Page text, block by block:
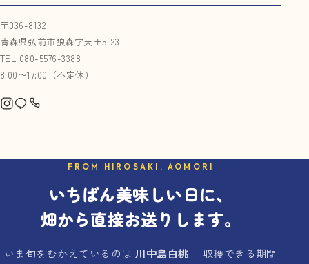
〒036-8132
青森県弘前市狼森字天王5-23
TEL 080-5576-3388
8:00〜17:00（不定休）
FROM HIROSAKI, AOMORI
いちばん美味しい日に、
畑から直接お送りします。
いま旬をむかえているのは 川中島白桃。 収穫できる期間